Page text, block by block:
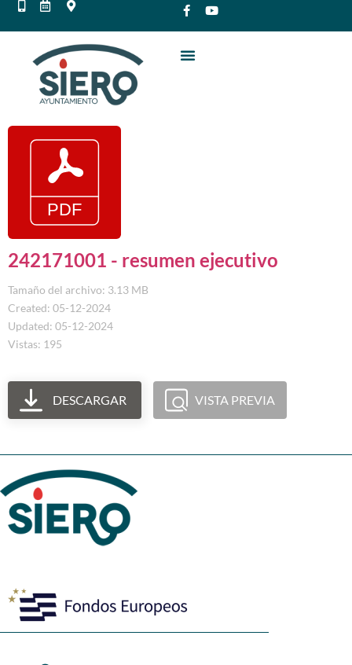
242171001 - resumen ejecutivo
Tamaño del archivo: 3.13 MB
Created: 05-12-2024
Updated: 05-12-2024
Vistas: 195
DESCARGAR VISTA PREVIA